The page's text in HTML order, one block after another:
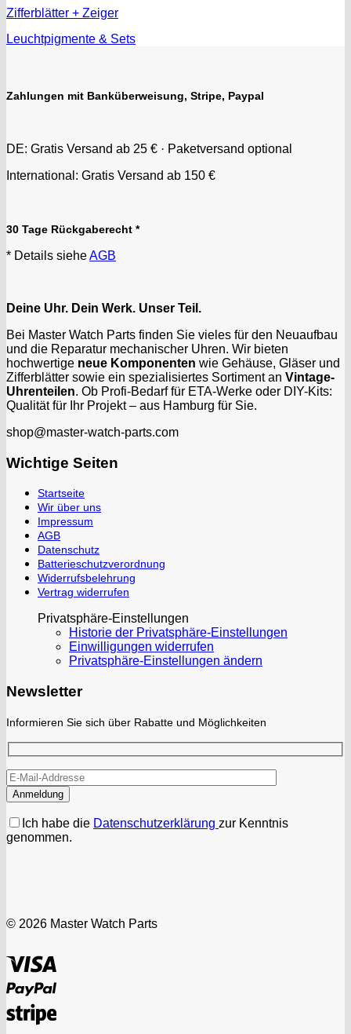
Zifferblätter + Zeiger
Leuchtpigmente & Sets
Zahlungen mit Banküberweisung, Stripe, Paypal
DE: Gratis Versand ab 25 € · Paketversand optional
International: Gratis Versand ab 150 €
30 Tage Rückgaberecht *
* Details sieheAGB
Deine Uhr. Dein Werk. Unser Teil.
Bei Master Watch Parts finden Sie vieles für den Neuaufbau
und die Reparatur mechanischer Uhren. Wir bieten
hochwertige neue Komponenten wie Gehäuse, Gläser und
Zifferblätter sowie ein spezialisiertes Sortiment an Vintage-
Uhrenteilen. Ob Profi-Bedarf für ETA-Werke oder DIY-Kits:
Qualität für Ihr Projekt – aus Hamburg für Sie.
shop@master-watch-parts.com
Wichtige Seiten
Startseite
Wir über uns
Impressum
AGB
Datenschutz
Batterieschutzverordnung
Widerrufsbelehrung
Vertrag widerrufen
Privatsphäre-Einstellungen
Historie der Privatsphäre-Einstellungen
Einwilligungen widerrufen
Privatsphäre-Einstellungen ändern
Newsletter
Informieren Sie sich über Rabatte und Möglichkeiten
Ich habe die Datenschutzerklärung zur Kenntnis
genommen.
© 2026 Master Watch Parts
PayPal
Stripe